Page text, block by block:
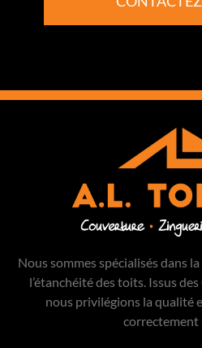
Nous sommes spécialisés dans
l’étanchéité des toits. Issus
nous privilégions la qualité
correctement